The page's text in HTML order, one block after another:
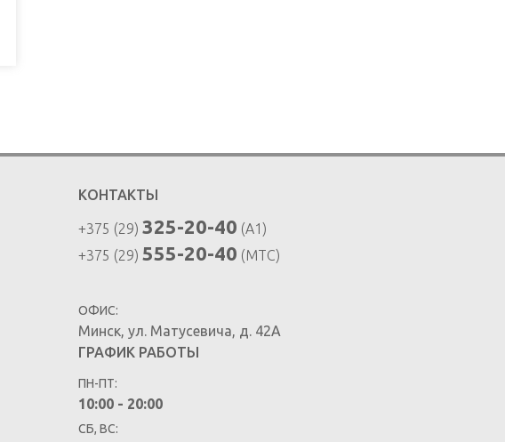
КОНТАКТЫ
+375 (29) 325-20-40 (A1)
+375 (29) 555-20-40 (MTC)
ОФИС:
Минск, ул. Матусевича, д. 42А
ГРАФИК РАБОТЫ
ПН-ПТ:
10:00 - 20:00
СБ, ВС: